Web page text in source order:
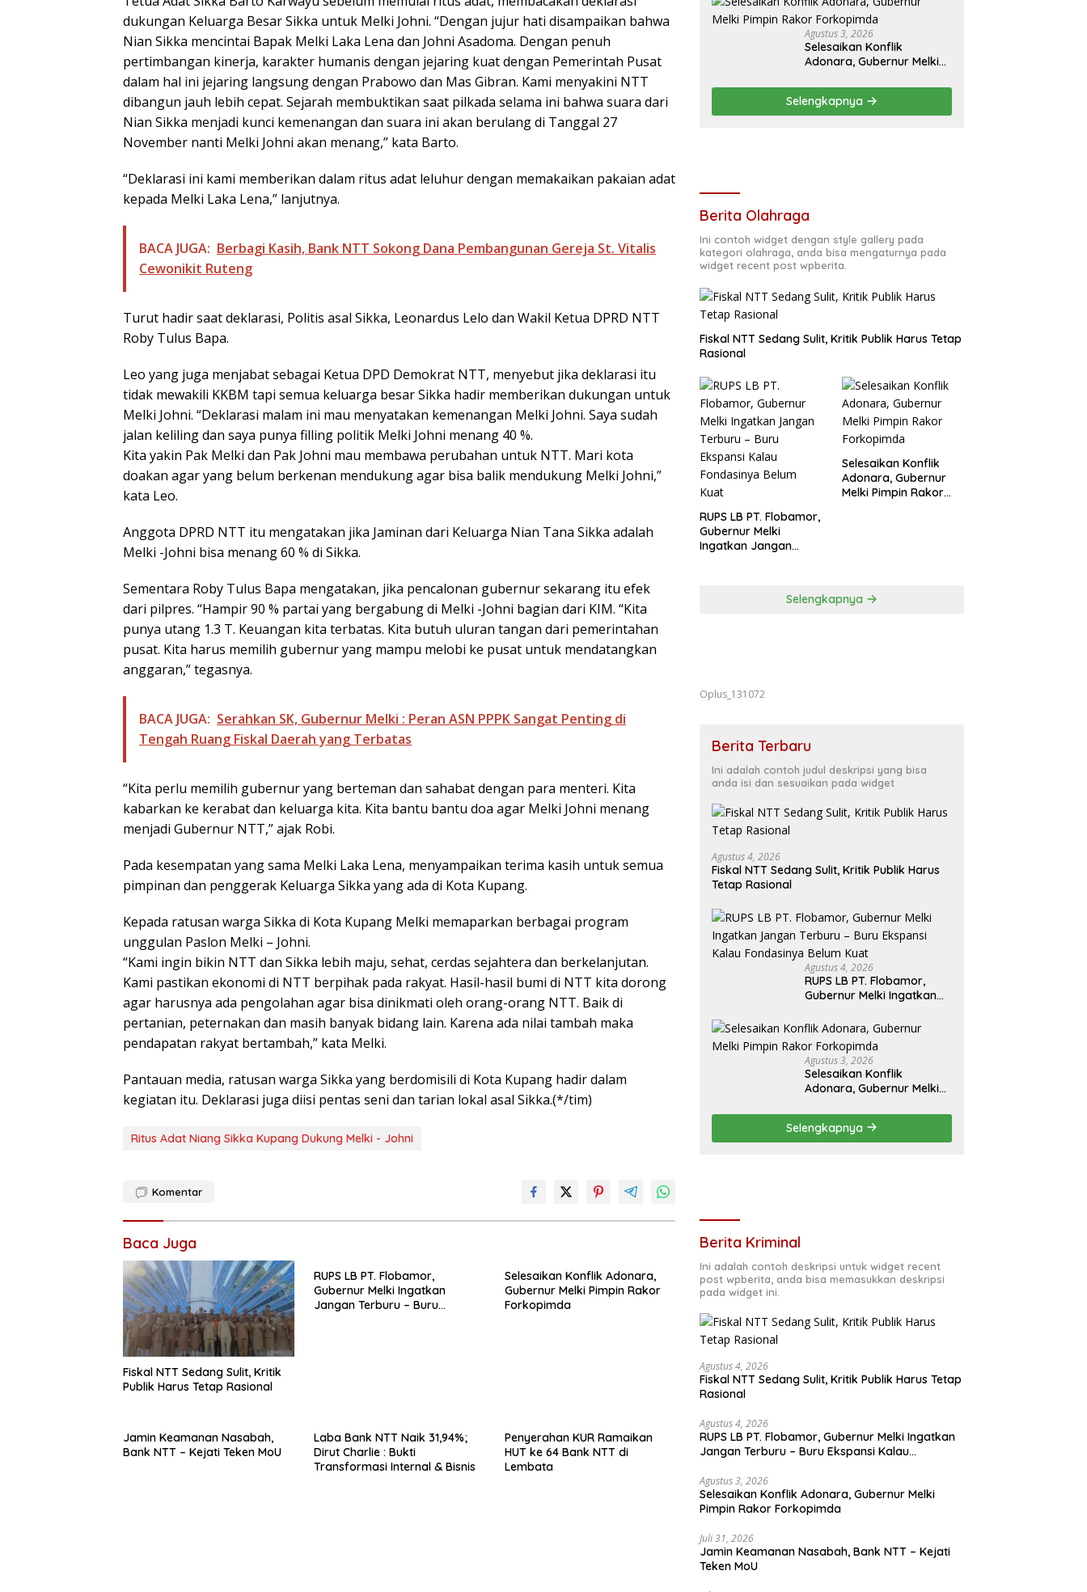
dukungan Keluarga Besar Sikka untuk Melki Johni. “Dengan jujur hati disampaikan bahwa
Nian Sikka mencintai Bapak Melki Laka Lena dan Johni Asadoma. Dengan penuh
pertimbangan kinerja, karakter humanis dengan jejaring kuat dengan Pemerintah Pusat
dalam hal ini jejaring langsung dengan Prabowo dan Mas Gibran. Kami menyakini NTT
dibangun jauh lebih cepat. Sejarah membuktikan saat pilkada selama ini bahwa suara dari
Nian Sikka menjadi kunci kemenangan dan suara ini akan berulang di Tanggal 27
November nanti Melki Johni akan menang,” kata Barto.
“Deklarasi ini kami memberikan dalam ritus adat leluhur dengan memakaikan pakaian adat
kepada Melki Laka Lena,” lanjutnya.
BACA JUGA: Berbagi Kasih, Bank NTT Sokong Dana Pembangunan Gereja St. Vitalis
Cewonikit Ruteng
Turut hadir saat deklarasi, Politis asal Sikka, Leonardus Lelo dan Wakil Ketua DPRD NTT
Roby Tulus Bapa.
Leo yang juga menjabat sebagai Ketua DPD Demokrat NTT, menyebut jika deklarasi itu
tidak mewakili KKBM tapi semua keluarga besar Sikka hadir memberikan dukungan untuk
Melki Johni. “Deklarasi malam ini mau menyatakan kemenangan Melki Johni. Saya sudah
jalan keliling dan saya punya filling politik Melki Johni menang 40 %.
Kita yakin Pak Melki dan Pak Johni mau membawa perubahan untuk NTT. Mari kota
doakan agar yang belum berkenan mendukung agar bisa balik mendukung Melki Johni,”
kata Leo.
Anggota DPRD NTT itu mengatakan jika Jaminan dari Keluarga Nian Tana Sikka adalah
Melki -Johni bisa menang 60 % di Sikka.
Sementara Roby Tulus Bapa mengatakan, jika pencalonan gubernur sekarang itu efek
dari pilpres. “Hampir 90 % partai yang bergabung di Melki -Johni bagian dari KIM. “Kita
punya utang 1.3 T. Keuangan kita terbatas. Kita butuh uluran tangan dari pemerintahan
pusat. Kita harus memilih gubernur yang mampu melobi ke pusat untuk mendatangkan
anggaran,” tegasnya.
BACA JUGA: Serahkan SK, Gubernur Melki : Peran ASN PPPK Sangat Penting di
Tengah Ruang Fiskal Daerah yang Terbatas
“Kita perlu memilih gubernur yang berteman dan sahabat dengan para menteri. Kita
kabarkan ke kerabat dan keluarga kita. Kita bantu bantu doa agar Melki Johni menang
menjadi Gubernur NTT,” ajak Robi.
Pada kesempatan yang sama Melki Laka Lena, menyampaikan terima kasih untuk semua
pimpinan dan penggerak Keluarga Sikka yang ada di Kota Kupang.
Kepada ratusan warga Sikka di Kota Kupang Melki memaparkan berbagai program
unggulan Paslon Melki – Johni.
“Kami ingin bikin NTT dan Sikka lebih maju, sehat, cerdas sejahtera dan berkelanjutan.
Kami pastikan ekonomi di NTT berpihak pada rakyat. Hasil-hasil bumi di NTT kita dorong
agar harusnya ada pengolahan agar bisa dinikmati oleh orang-orang NTT. Baik di
pertanian, peternakan dan masih banyak bidang lain. Karena ada nilai tambah maka
pendapatan rakyat bertambah,” kata Melki.
Pantauan media, ratusan warga Sikka yang berdomisili di Kota Kupang hadir dalam
kegiatan itu. Deklarasi juga diisi pentas seni dan tarian lokal asal Sikka.(*/tim)
Ritus Adat Niang Sikka Kupang Dukung Melki - Johni
Komentar
Baca Juga
Fiskal NTT Sedang Sulit, Kritik
Publik Harus Tetap Rasional
RUPS LB PT. Flobamor,
Gubernur Melki Ingatkan
Jangan Terburu – Buru
Selesaikan Konflik Adonara,
Gubernur Melki Pimpin Rakor
Forkopimda
Jamin Keamanan Nasabah,
Bank NTT – Kejati Teken MoU
Laba Bank NTT Naik 31,94%;
Dirut Charlie : Bukti
Transformasi Internal & Bisnis
Penyerahan KUR Ramaikan
HUT ke 64 Bank NTT di
Lembata
Fondasinya Belum Kuat
Agustus 3, 2026
Selesaikan Konflik
Adonara, Gubernur Melki
Selengkapnya
Berita Olahraga
Ini contoh widget dengan style gallery pada
kategori olahraga, anda bisa mengaturnya pada
widget recent post wpberita.
Fiskal NTT Sedang Sulit, Kritik Publik Harus Tetap
Rasional
RUPS LB PT. Flobamor,
Gubernur Melki
Ingatkan Jangan
Selesaikan Konflik
Adonara, Gubernur
Melki Pimpin Rakor
Selengkapnya
Oplus_131072
Berita Terbaru
Ini adalah contoh judul deskripsi yang bisa
anda isi dan sesuaikan pada widget
Agustus 4, 2026
Fiskal NTT Sedang Sulit, Kritik Publik Harus
Tetap Rasional
Agustus 4, 2026
RUPS LB PT. Flobamor,
Gubernur Melki Ingatkan
Ekspansi Kalau
Fondasinya Belum Kuat
Agustus 3, 2026
Selesaikan Konflik
Adonara, Gubernur Melki
Selengkapnya
Berita Kriminal
Ini adalah contoh deskripsi untuk widget recent
post wpberita, anda bisa memasukkan deskripsi
pada widget ini.
Agustus 4, 2026
Fiskal NTT Sedang Sulit, Kritik Publik Harus Tetap
Rasional
Agustus 4, 2026
RUPS LB PT. Flobamor, Gubernur Melki Ingatkan
Jangan Terburu – Buru Ekspansi Kalau
Agustus 3, 2026
Selesaikan Konflik Adonara, Gubernur Melki
Pimpin Rakor Forkopimda
Juli 31, 2026
Jamin Keamanan Nasabah, Bank NTT – Kejati
Teken MoU